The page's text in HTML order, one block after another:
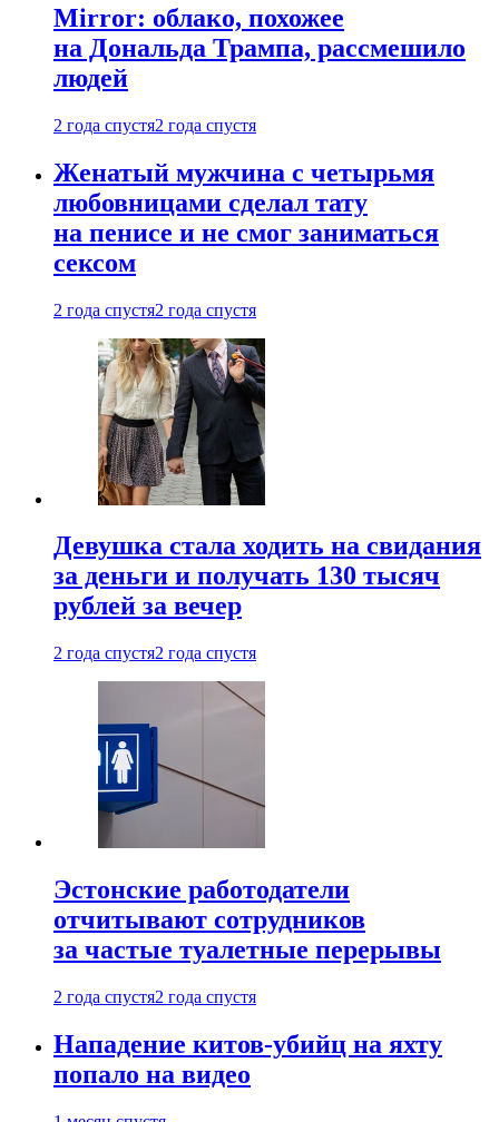
Mirror: облако, похожее
на Дональда Трампа, рассмешило
людей
2 года спустя2 года спустя
Женатый мужчина с четырьмя
любовницами сделал тату
на пенисе и не смог заниматься
сексом
2 года спустя2 года спустя
Девушка стала ходить на свидания
за деньги и получать 130 тысяч
рублей за вечер
2 года спустя2 года спустя
Эстонские работодатели
отчитывают сотрудников
за частые туалетные перерывы
2 года спустя2 года спустя
Нападение китов-убийц на яхту
попало на видео